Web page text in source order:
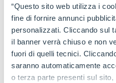
“Questo sito web utilizza i
fine di fornire annunci
personalizzati. Cliccando sul
il banner verrà chiuso e non
fuori di quelli tecnici.
saranno automaticamente
o terza parte presenti sul sito,